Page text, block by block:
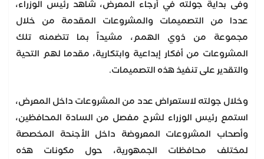
وفى بداية جولته في أرجاء المعرض، شاهد رئيس الوزراء،
عددا من التصميمات والمشروعات المقدمة من خلال
مجموعة من ذوي الهمم، مشيداً بما تتضمنه تلك
المشروعات من أفكار إبداعية وابتكارية، مقدما لهم التحية
والتقدير على تنفيذ هذه التصميمات.
وخلال جولته لاستعراض عدد من المشروعات داخل المعرض،
استمع رئيس الوزراء لشرح مفصل من السادة المحافظين،
وأصحاب المشروعات المعروضة داخل الأجنحة المخصصة
لمختلف محافظات الجمهورية، حول مكونات هذه